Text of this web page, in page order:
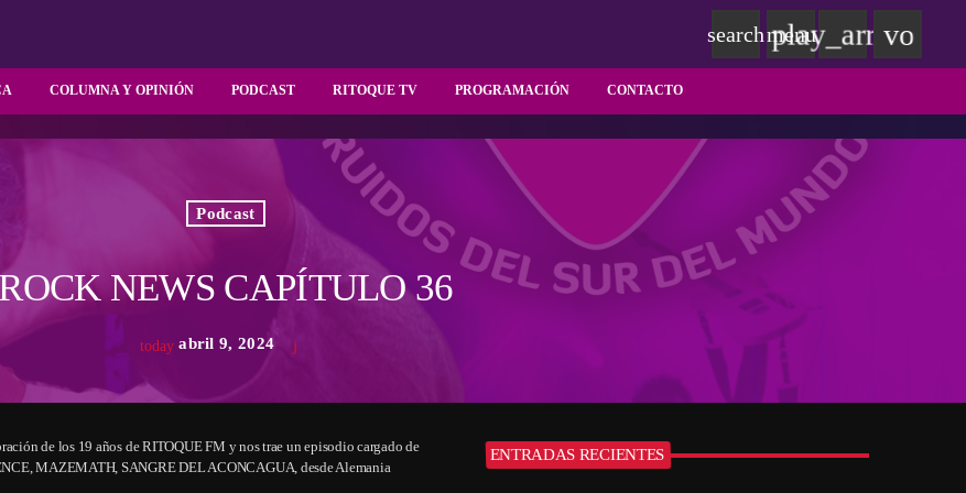
COLUMNA Y OPINIÓN PODCAST RITOQUE TV PROGRAMACIÓN CONTACTO
searchmenu
play_arrow
Podcast
NEWS CAPÍTULO 36
today abril 9, 2024
de los 19 años de RITOQUE FM y nos trae un episodio cargado de
MAZEMATH, SANGRE DEL ACONCAGUA, desde Alemania
ENTRADAS RECIENTES